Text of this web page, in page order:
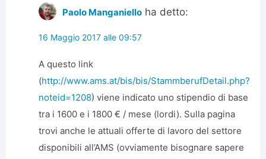
Paolo Manganiello ha detto:
16 Maggio 2017 alle 09:57
A questo link
(http://www.ams.at/bis/bis/StammberufDetail.php?
noteid=1208) viene indicato uno stipendio di base
tra i 1600 e i 1800 € / mese (lordi). Sulla pagina
trovi anche le attuali offerte di lavoro del settore
disponibili all’AMS (ovviamente bisognare sapere